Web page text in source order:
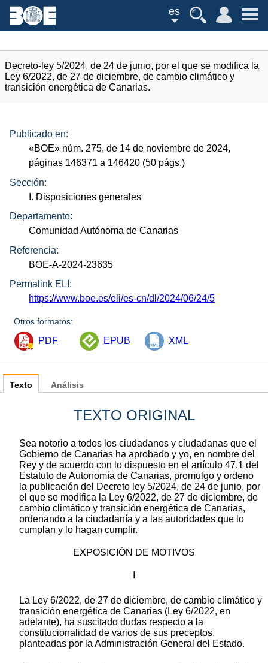
es
Decreto-ley 5/2024, de 24 de junio, por el que se modifica la
Ley 6/2022, de 27 de diciembre, de cambio climático y
transición energética de Canarias.
Publicado en:
«BOE» núm. 275, de 14 de noviembre de 2024,
páginas 146371 a 146420 (50 págs.)
Sección:
I. Disposiciones generales
Departamento:
Comunidad Autónoma de Canarias
Referencia:
BOE-A-2024-23635
Permalink ELI:
https://www.boe.es/eli/es-cn/dl/2024/06/24/5
Otros formatos:
PDF EPUB XML
Texto
TEXTO ORIGINAL
Sea notorio a todos los ciudadanos y ciudadanas que el
Gobierno de Canarias ha aprobado y yo, en nombre del
Rey y de acuerdo con lo dispuesto en el artículo 47.1 del
Estatuto de Autonomía de Canarias, promulgo y ordeno
la publicación del Decreto ley 5/2024, de 24 de junio, por
el que se modifica la Ley 6/2022, de 27 de diciembre, de
cambio climático y transición energética de Canarias,
ordenando a la ciudadanía y a las autoridades que lo
cumplan y lo hagan cumplir.
EXPOSICIÓN DE MOTIVOS
La Ley 6/2022, de 27 de diciembre, de cambio climático y
transición energética de Canarias (Ley 6/2022, en
adelante), ha suscitado dudas respecto a la
constitucionalidad de varios de sus preceptos,
planteadas por la Administración General del Estado.
Análisis